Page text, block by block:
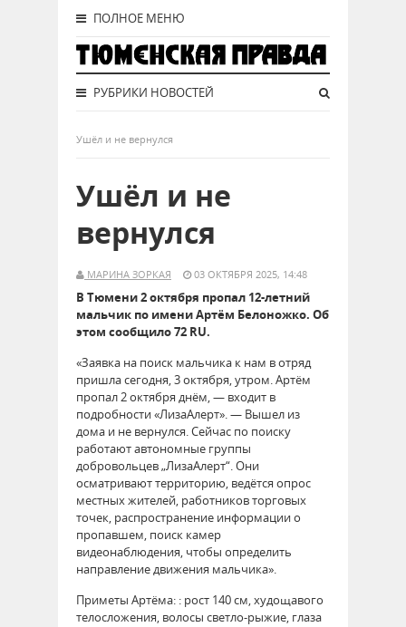
ПОЛНОЕ МЕНЮ
РУБРИКИ НОВОСТЕЙ
Ушёл и не вернулся
Ушёл и не
вернулся
МАРИНА ЗОРКАЯ 03 ОКТЯБРЯ 2025, 14:48
В Тюмени 2 октября пропал 12-летний
мальчик по имени Артём Белоножко. Об
этом сообщило 72 RU.
«Заявка на поиск мальчика к нам в отряд
пришла сегодня, 3 октября, утром. Артём
пропал 2 октября днём, — входит в
подробности «ЛизаАлерт». — Вышел из
дома и не вернулся. Сейчас по поиску
работают автономные группы
добровольцев „ЛизаАлерт“. Они
осматривают территорию, ведётся опрос
местных жителей, работников торговых
точек, распространение информации о
пропавшем, поиск камер
видеонаблюдения, чтобы определить
направление движения мальчика».
Приметы Артёма: : рост 140 см, худощавого
телосложения, волосы светло-рыжие, глаза